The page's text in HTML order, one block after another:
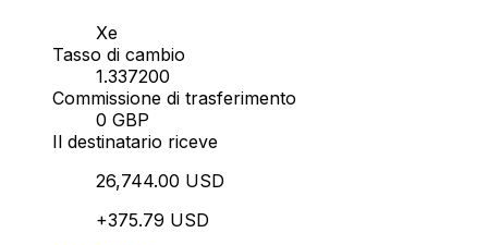
Xe
Tasso di cambio
1.337200
Commissione di trasferimento
0 GBP
Il destinatario riceve
26,744.00 USD
+375.79 USD